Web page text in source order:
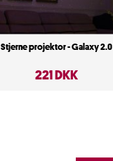
Stjerne projektor - Galaxy 2.0
221 DKK